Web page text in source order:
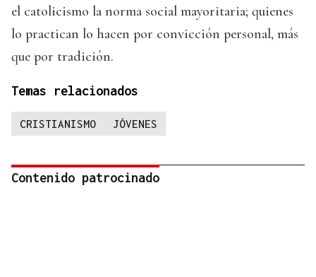
el catolicismo la norma social mayoritaria; quienes
lo practican lo hacen por convicción personal, más
que por tradición.
Temas relacionados
CRISTIANISMO JÓVENES
Contenido patrocinado